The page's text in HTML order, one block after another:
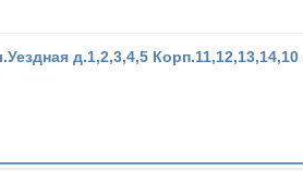
д.1,2,3,4,5 Корп.11,12,13,14,10